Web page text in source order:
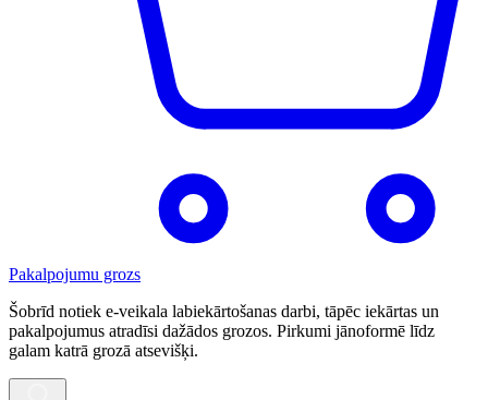
Pakalpojumu grozs
Šobrīd notiek e-veikala labiekārtošanas darbi, tāpēc iekārtas un
pakalpojumus atradīsi dažādos grozos. Pirkumi jānoformē līdz
galam katrā grozā atsevišķi.